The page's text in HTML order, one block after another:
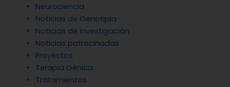
Neurociencia
Noticias de Genotipia
Noticias de investigación
Noticias patrocinadas
Proyectos
Terapia Génica
Tratamientos